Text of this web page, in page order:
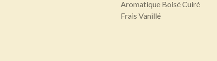
Aromatique Boisé Cuiré
Frais Vanillé